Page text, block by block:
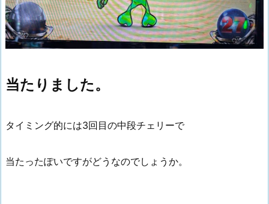
当たりました。
タイミング的には3回目の中段チェリーで
当たったぽいですがどうなのでしょうか。